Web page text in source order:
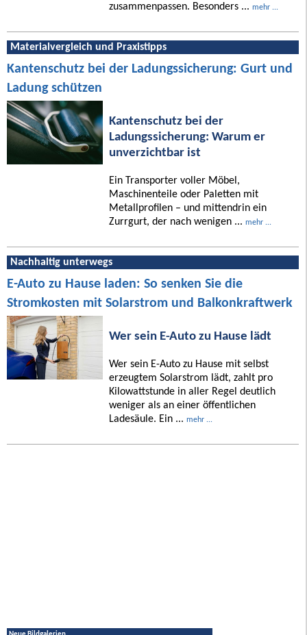
zusammenpassen. Besonders ... mehr ...
Materialvergleich und Praxistipps
Kantenschutz bei der Ladungssicherung: Gurt und
Ladung schützen
Kantenschutz bei der
Ladungssicherung: Warum er
unverzichtbar ist
Ein Transporter voller Möbel,
Maschinenteile oder Paletten mit
Metallprofilen – und mittendrin ein
Zurrgurt, der nach wenigen ... mehr ...
Nachhaltig unterwegs
E-Auto zu Hause laden: So senken Sie die
Stromkosten mit Solarstrom und Balkonkraftwerk
Wer sein E-Auto zu Hause lädt
Wer sein E-Auto zu Hause mit selbst
erzeugtem Solarstrom lädt, zahlt pro
Kilowattstunde in aller Regel deutlich
weniger als an einer öffentlichen
Ladesäule. Ein ... mehr ...